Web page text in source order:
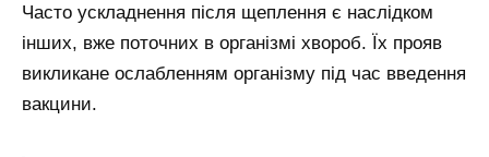
Часто ускладнення після щеплення є наслідком
інших, вже поточних в організмі хвороб. Їх прояв
викликане ослабленням організму під час введення
вакцини.